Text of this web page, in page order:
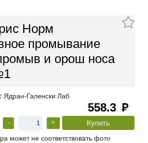
Норм
промывание
и орош носа
Ядран-Галенски Лаб
558.3 руб
- +
может не соответствовать фото